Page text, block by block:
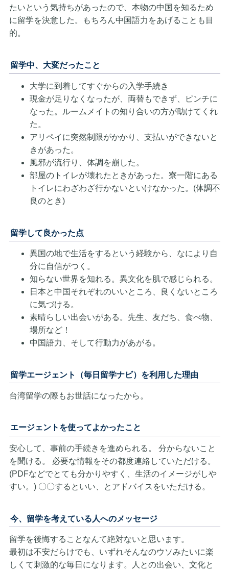
たいという気持ちがあったので、本物の中国を知るため
に留学を決意した。もちろん中国語力をあげることも目
的。
留学中、大変だったこと
大学に到着してすぐからの入学手続き
現金が足りなくなったが、両替もできず、ピンチに
なった。ルームメイトの知り合いの方が助けてくれ
た。
アリペイに突然制限がかかり、支払いができないと
きがあった。
風邪が流行り、体調を崩した。
部屋のトイレが壊れたときがあった。寮一階にある
トイレにわざわざ行かないといけなかった。(体調不
良のとき)
留学して良かった点
異国の地で生活をするという経験から、なにより自
分に自信がつく。
知らない世界を知れる。異文化を肌で感じられる。
日本と中国それぞれのいいところ、良くないところ
に気づける。
素晴らしい出会いがある。先生、友だち、食べ物、
場所など！
中国語力、そして行動力があがる。
留学エージェント（毎日留学ナビ）を利用した理由
台湾留学の際もお世話になったから。
エージェントを使ってよかったこと
安心して、事前の手続きを進められる。 分からないこと
を聞ける。 必要な情報をその都度連絡していただける。
(PDFなどでとても分かりやすく、生活のイメージがしや
すい。) 〇〇するといい、とアドバイスをいただける。
今、留学を考えている人へのメッセージ
留学を後悔することなんて絶対ないと思います。
最初は不安だらけでも、いずれそんなのウソみたいに楽
しくて刺激的な毎日になります。人との出会い、文化と